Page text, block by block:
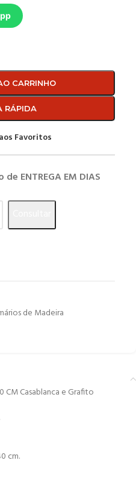
CARRINHO
RÁPIDA
Favoritos
ENTREGA EM DIAS
de Madeira
CM Casablanca e Grafito
cm.